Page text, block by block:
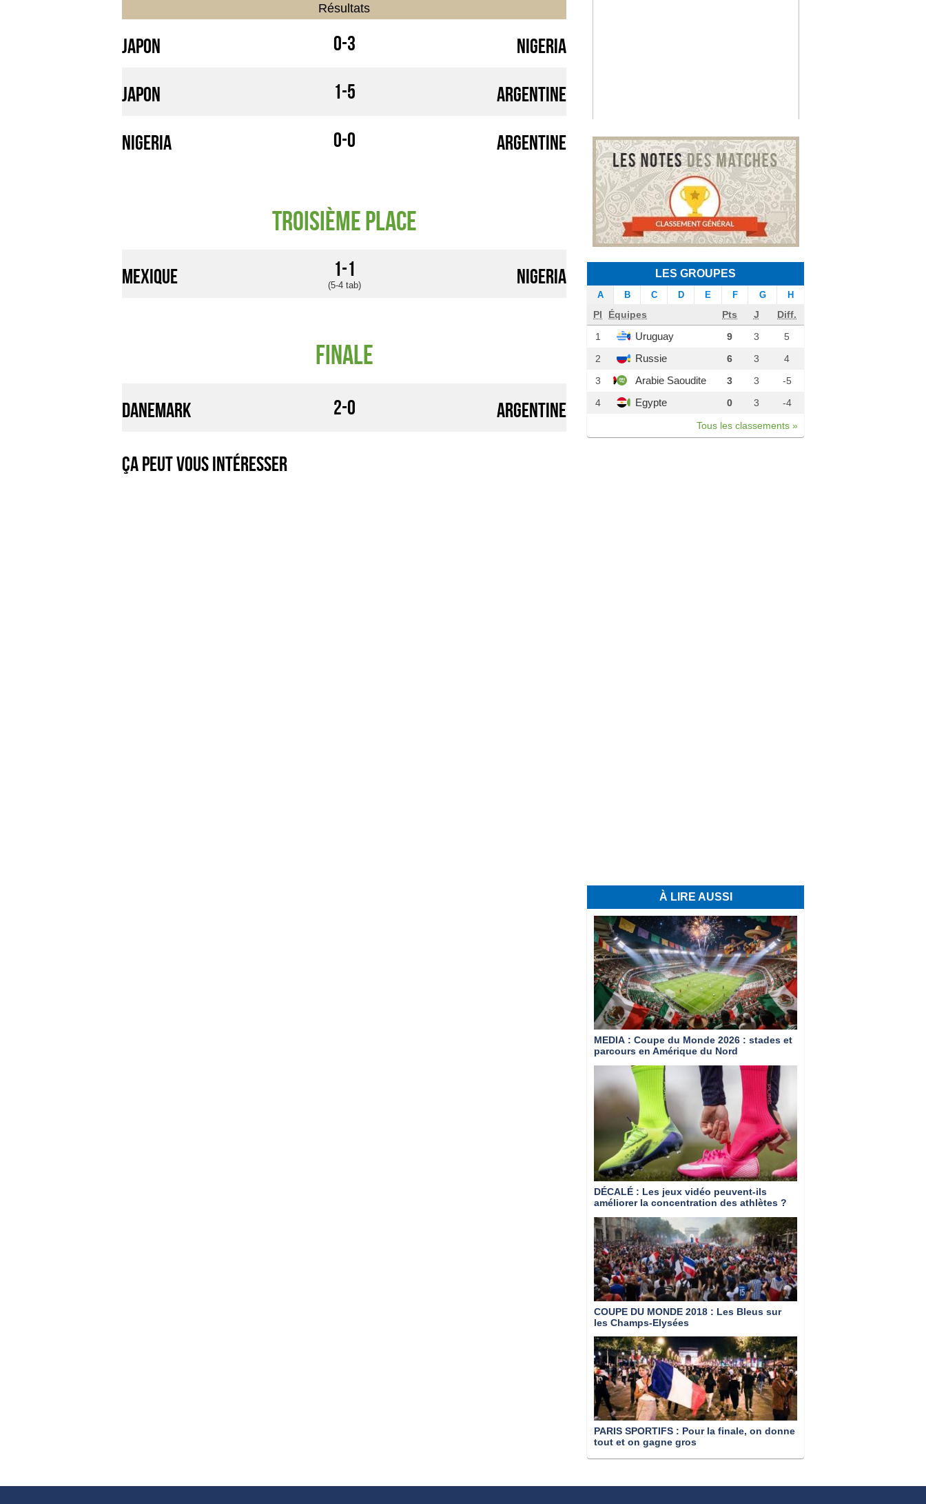
Résultats
Japon 0-3 Nigeria
Japon 1-5 Argentine
Nigeria 0-0 Argentine
Troisième place
Mexique 1-1
(5-4 tab) Nigeria
Finale
Danemark 2-0 Argentine
Ça peut vous intéresser
LES GROUPES
A B C D E F G H
Pl Équipes Pts J
Diff.
1
Uruguay 9 3
5
2
Russie 6 3
4
3
Arabie Saoudite 3 3
-5
4
Egypte 0 3 -4
Tous les classements »
À LIRE AUSSI
MEDIA : Coupe du Monde 2026 : stades et
parcours en Amérique du Nord
DÉCALÉ : Les jeux vidéo peuvent-ils
améliorer la concentration des athlètes ?
COUPE DU MONDE 2018 : Les Bleus sur
les Champs-Elysées
PARIS SPORTIFS : Pour la finale, on donne
tout et on gagne gros